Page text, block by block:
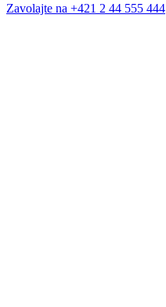
Zavolajte na +421 2 44 555 444